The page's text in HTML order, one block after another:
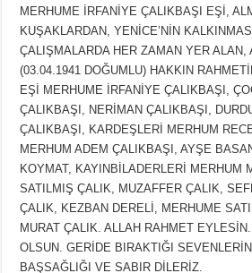
MERHUME İRFANİYE ÇALIKBAŞI EŞİ,
KUŞAKLARDAN, YENİCE’NİN
ÇALIŞMALARDA HER ZAMAN YER ALAN,
(03.04.1941 DOĞUMLU) HAKKIN
EŞİ MERHUME İRFANİYE ÇALIKBAŞI,
ÇALIKBAŞI, NERİMAN ÇALIKBAŞI,
ÇALIKBAŞI, KARDEŞLERİ MERHUM
MERHUM ADEM ÇALIKBAŞI, AYŞE
KOYMAT, KAYINBİLADERLERİ MERHUM
SATILMIŞ ÇALIK, MUZAFFER ÇALIK,
ÇALIK, KEZBAN DERELİ, MERHUME
MURAT ÇALIK. ALLAH RAHMET
OLSUN. GERİDE BIRAKTIĞI
BAŞSAĞLIĞI VE SABIR DİLERİZ.